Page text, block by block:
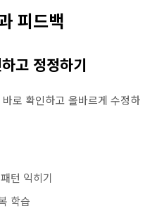
피드백
고 정정하기
로 확인하고 올바르게 수정하
턴 익히기
학습